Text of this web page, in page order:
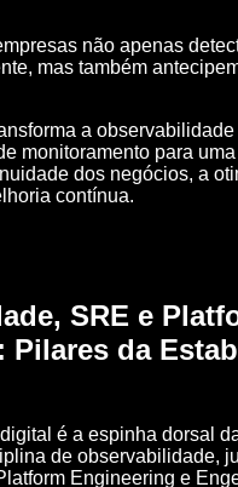
não apenas
mas também
a observabilidade
monitoramento para
dos negócios, a
contínua.
SRE e
Pilares da
é a espinha dorsal
de observabilidade,
Engineering e